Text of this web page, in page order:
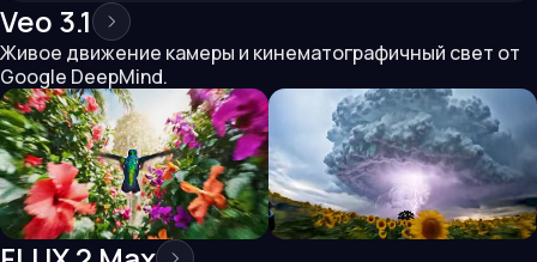
Veo 3.1
Живое движение камеры и кинематографичный свет от
Google DeepMind.